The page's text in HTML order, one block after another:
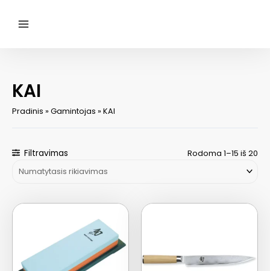
turinio
KAI
Pradinis » Gamintojas » KAI
Filtravimas Rodoma 1–15 iš 20